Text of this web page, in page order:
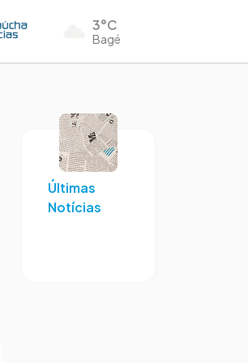
3°C
Bagé
Últimas
Notícias